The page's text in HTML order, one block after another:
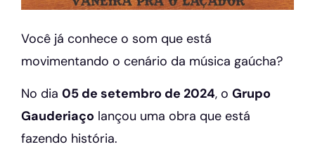
Você já conhece o som que está
movimentando o cenário da música gaúcha?
No dia 05 de setembro de 2024, o Grupo
Gauderiaço lançou uma obra que está
fazendo história.